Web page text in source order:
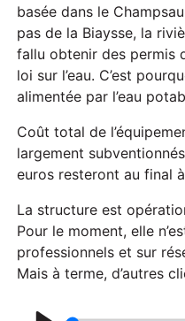
basée dans le
pas de la Biaysse, la
fallu obtenir des permis
loi sur l’eau. C’est
alimentée par l’eau
Coût total de
largement
euros resteront au final
La structure est
Pour le moment, elle
professionnels et sur
Mais à terme, d’autres